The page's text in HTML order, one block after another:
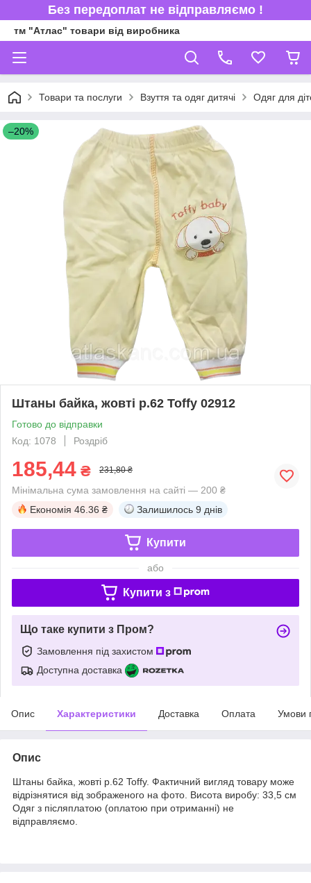
Без передоплат не відправляємо !
тм "Атлас" товари від виробника
Товари та послуги Взуття та одяг дитячі Одяг для
–20%
Штаны байка, жовті р.62 Toffy 02912
Готово до відправки
Код: 1078
Роздріб
185,44 ₴ 231,80 ₴
Мінімальна сума замовлення на сайті — 200 ₴
Економія 46.36 ₴ Залишилось 9 днів
Купити
або
Купити з
Що таке купити з Пром?
Замовлення під захистом
Доступна доставка
Опис Характеристики Доставка Оплата Умови
Опис
Штаны байка, жовті р.62 Toffy. Фактичний вигляд товару може
відрізнятися від зображеного на фото. Висота виробу: 33,5 см
Одяг з післяплатою (оплатою при отриманні) не
відправляємо.